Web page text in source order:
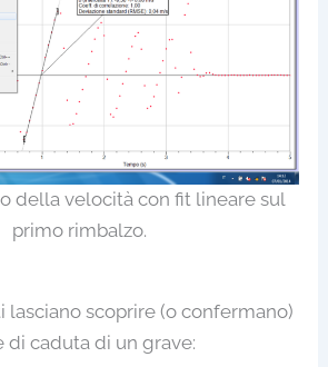
della velocità con fit lineare sul
primo rimbalzo.
lasciano scoprire (o confermano)
di caduta di un grave: